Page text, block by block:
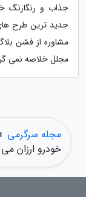
جذاب و رنگارنگ
جدید ترین طرح
مشاوره از فشن
مجلل خلاصه نمی
مجله سرگرمی
خودرو ارزان